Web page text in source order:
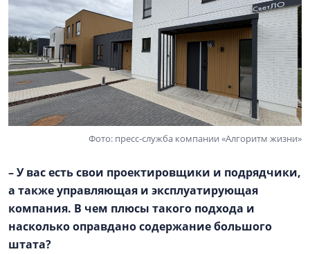
Фото: пресс-служба компании «Алгоритм жизни»
– У вас есть свои проектировщики и подрядчики,
а также управляющая и эксплуатирующая
компания. В чем плюсы такого подхода и
насколько оправдано содержание большого
штата?